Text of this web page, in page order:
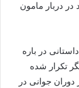
دربار مامون
در باره
تکرار شده
جوانی در